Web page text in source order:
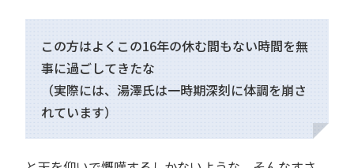
この方はよくこの16年の休む間もない時間を無
事に過ごしてきたな
（実際には、湯澤氏は一時期深刻に体調を崩さ
れています）